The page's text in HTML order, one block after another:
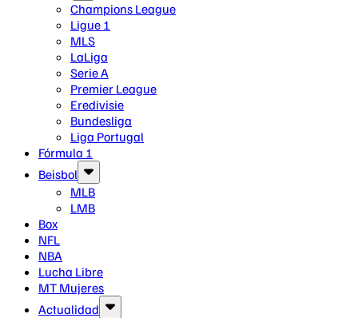
Champions League
Ligue 1
MLS
LaLiga
Serie A
Premier League
Eredivisie
Bundesliga
Liga Portugal
Fórmula 1
Beisbol
MLB
LMB
Box
NFL
NBA
Lucha Libre
MT Mujeres
Actualidad